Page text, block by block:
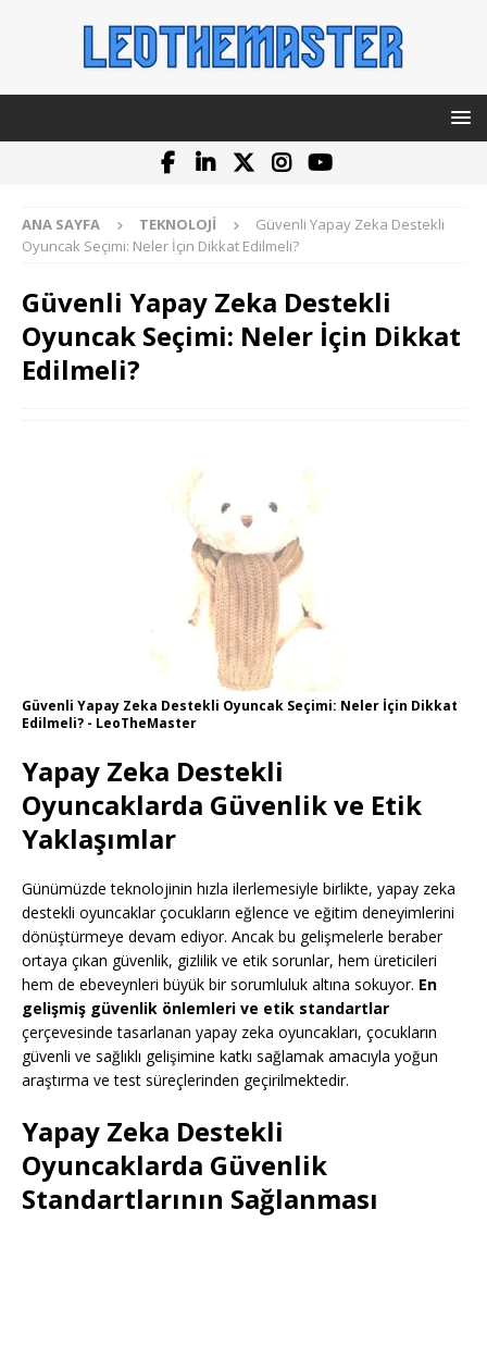
ANA SAYFA TEKNOLOJI
Güvenli Yapay Zeka Destekli
Oyuncak Seçimi: Neler İçin Dikkat Edilmeli?
Güvenli Yapay Zeka Destekli
Oyuncak Seçimi: Neler İçin Dikkat
Edilmeli?
Güvenli Yapay Zeka Destekli Oyuncak Seçimi: Neler İçin Dikkat
Edilmeli? - LeoTheMaster
Yapay Zeka Destekli
Oyuncaklarda Güvenlik ve Etik
Yaklaşımlar
Günümüzde teknolojinin hızla ilerlemesiyle birlikte, yapay zeka
destekli oyuncaklar çocukların eğlence ve eğitim deneyimlerini
dönüştürmeye devam ediyor. Ancak bu gelişmelerle beraber
ortaya çıkan güvenlik, gizlilik ve etik sorunlar, hem üreticileri
hem de ebeveynleri büyük bir sorumluluk altına sokuyor. En
gelişmiş güvenlik önlemleri ve etik standartlar
çerçevesinde tasarlanan yapay zeka oyuncakları, çocukların
güvenli ve sağlıklı gelişimine katkı sağlamak amacıyla yoğun
araştırma ve test süreçlerinden geçirilmektedir.
Yapay Zeka Destekli
Oyuncaklarda Güvenlik
Standartlarının Sağlanması